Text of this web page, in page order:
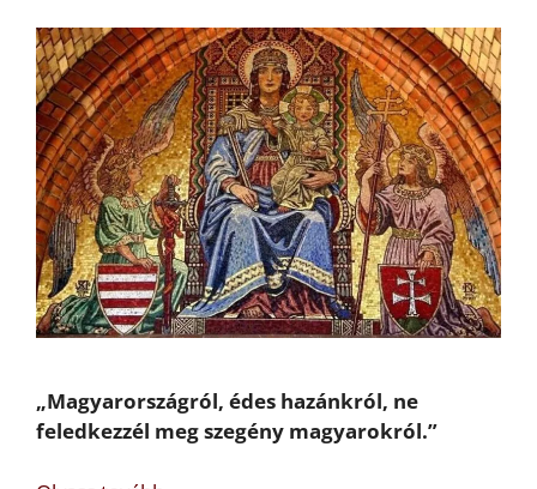
„Magyarországról, édes hazánkról, ne
feledkezzél meg szegény magyarokról.”